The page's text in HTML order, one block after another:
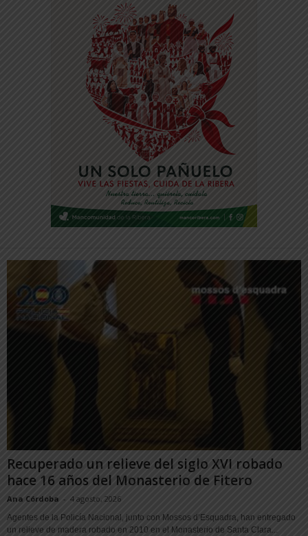
Recuperado un relieve del siglo XVI robado
hace 16 años del Monasterio de Fitero
Ana Córdoba - 4 agosto, 2026
Agentes de la Policía Nacional, junto con Mossos d’Esquadra, han entregado
un relieve de madera robado en 2010 en el Monasterio de Santa Clara...